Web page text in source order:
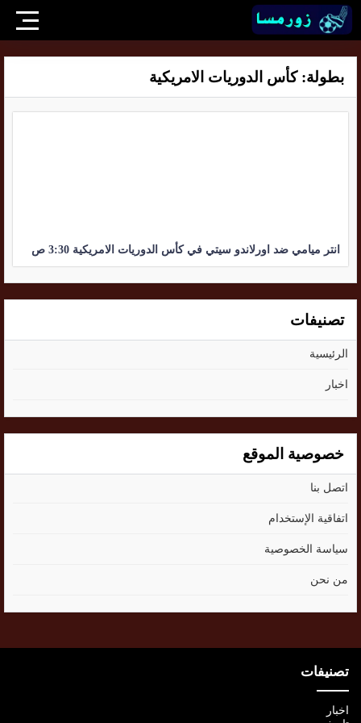
بطولة:كأس الدوريات الامريكية
انتر ميامي ضد اورلاندو سيتي في كأس الدوريات الامريكية 3:30 ص
تصنيفات
الرئيسية
اخبار
خصوصية الموقع
اتصل بنا
اتفاقية الإستخدام
سياسة الخصوصية
من نحن
تصنيفات
اخبار